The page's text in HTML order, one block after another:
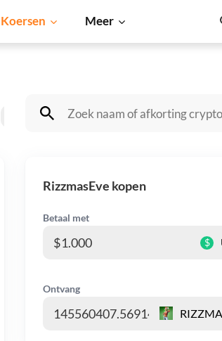
Koersen Meer
Shiba Inu Dogecoin Solana BNB
RizzmasEve kopen
Betaal met
$
Ontvang